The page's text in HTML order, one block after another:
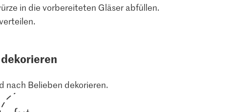
in die vorbereiteten Gläser abfüllen.
nach Belieben dekorieren.